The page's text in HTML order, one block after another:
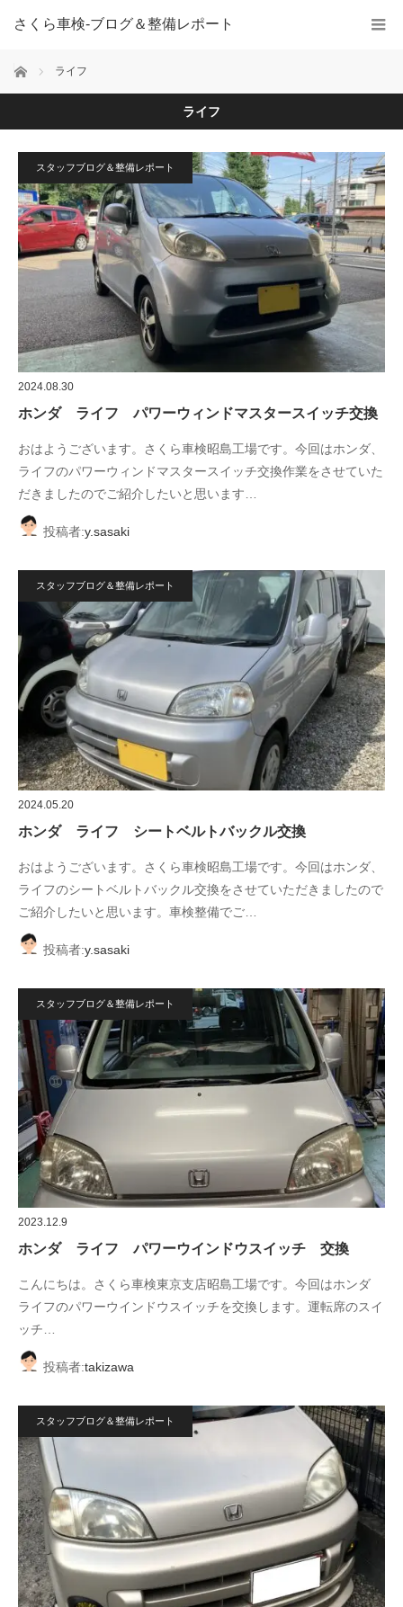
さくら車検‐ブログ＆整備レポート
ホーム ライフ
ライフ
スタッフブログ＆整備レポート
2024.08.30
ホンダ ライフ パワーウィンドマスタースイッチ交換
おはようございます。さくら車検昭島工場です。今回はホンダ、
ライフのパワーウィンドマスタースイッチ交換作業をさせていた
だきましたのでご紹介したいと思います…
投稿者:y.sasaki
スタッフブログ＆整備レポート
2024.05.20
ホンダ ライフ シートベルトバックル交換
おはようございます。さくら車検昭島工場です。今回はホンダ、
ライフのシートベルトバックル交換をさせていただきましたので
ご紹介したいと思います。車検整備でご…
投稿者:y.sasaki
スタッフブログ＆整備レポート
2023.12.9
ホンダ ライフ パワーウインドウスイッチ 交換
こんにちは。さくら車検東京支店昭島工場です。今回はホンダ
ライフのパワーウインドウスイッチを交換します。運転席のスイ
ッチ…
投稿者:takizawa
スタッフブログ＆整備レポート